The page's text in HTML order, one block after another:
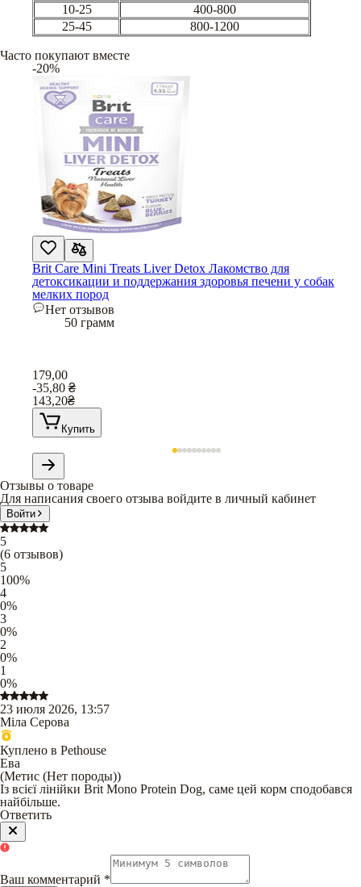
10-25
400-800
25-45
800-1200
Часто покупают вместе
-20%
Brit Care Mini Treats Liver Detox Лакомство для
детоксикации и поддержания здоровья печени у собак
мелких пород
Нет отзывов
50 грамм
179,00
-35,80 ₴
143,20₴
Купить
Отзывы о товаре
Для написания своего отзыва войдите в личный кабинет
Войти
5
(6 отзывов)
5
100%
4
0%
3
0%
2
0%
1
0%
23 июля 2026, 13:57
Міла Серова
Куплено в Pethouse
Ева
(Метис (Нет породы))
Iз всієї лінійки Brit Mono Protein Dog, саме цей корм сподобався
найбільше.
Ответить
Ваш комментарий *